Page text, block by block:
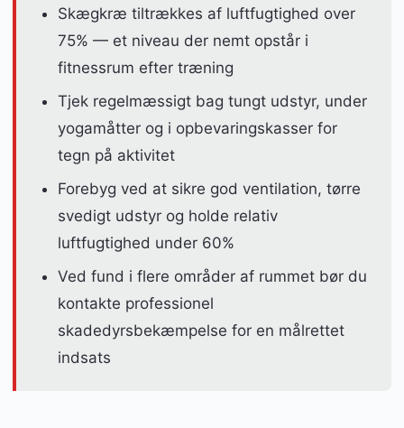
Skægkræ tiltrækkes af luftfugtighed over
75% — et niveau der nemt opstår i
fitnessrum efter træning
Tjek regelmæssigt bag tungt udstyr, under
yogamåtter og i opbevaringskasser for
tegn på aktivitet
Forebyg ved at sikre god ventilation, tørre
svedigt udstyr og holde relativ
luftfugtighed under 60%
Ved fund i flere områder af rummet bør du
kontakte professionel
skadedyrsbekæmpelse for en målrettet
indsats